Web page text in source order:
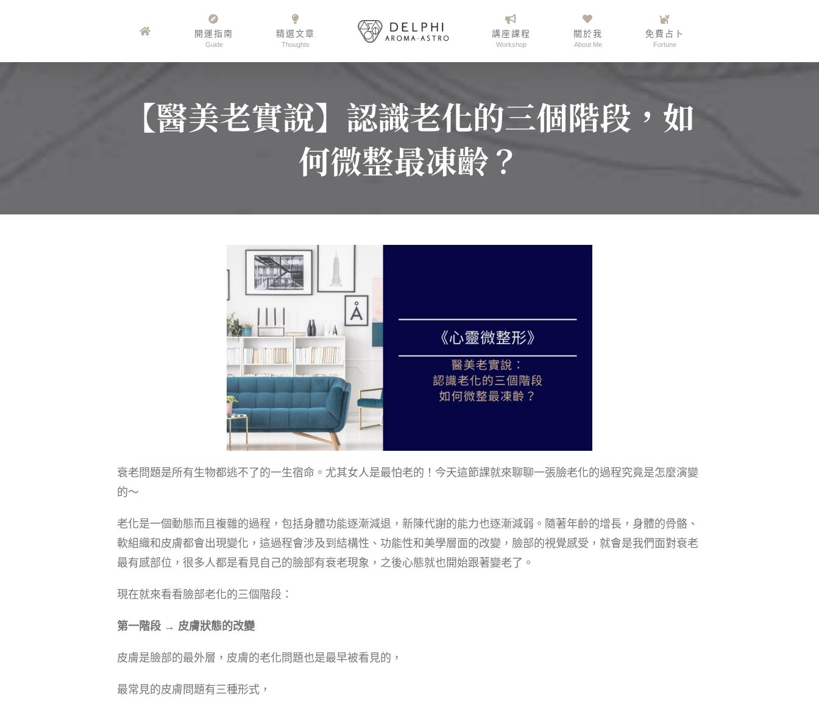
開運指南
Guide
精選文章
Thoughts
講座課程
Workshop
關於我
About Me
免費占卜
Fortune
【醫美老實說】認識老化的三個階段，如
何微整最凍齡？
衰老問題是所有生物都逃不了的一生宿命。尤其女人是最怕老的！今天這節課就來聊聊一張臉老化的過程究竟是怎麼演變
的～
老化是一個動態而且複雜的過程，包括身體功能逐漸減退，新陳代謝的能力也逐漸減弱。隨著年齡的增長，身體的骨骼、
軟組織和皮膚都會出現變化，這過程會涉及到結構性、功能性和美學層面的改變，臉部的視覺感受，就會是我們面對衰老
最有感部位，很多人都是看見自己的臉部有衰老現象，之後心態就也開始跟著變老了。
現在就來看看臉部老化的三個階段：
第一階段 → 皮膚狀態的改變
皮膚是臉部的最外層，皮膚的老化問題也是最早被看見的，
最常見的皮膚問題有三種形式，